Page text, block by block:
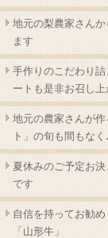
地元の梨農家さん
ます
手作りのこだわり
ートも是非お召し
地元の農家さんが
ト」の旬も間もなく
夏休みのご予定お
です
自信を持ってお勧
「山形牛」